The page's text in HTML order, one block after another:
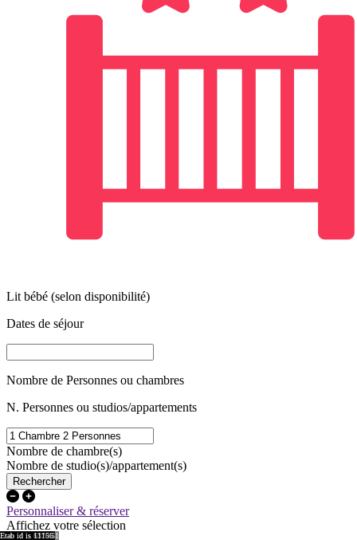
region id is 6197
region id is 6201
region id is 15771
region id is 6221
region id is 6215
Etab id is 6161
Etab id is 6367
Etab id is 6355
Etab id is 6364
Etab id is 15742
Etab id is 6370
Etab id is 11156
Lit bébé (selon disponibilité)
Dates de séjour
Nombre de Personnes ou chambres
N. Personnes ou studios/appartements
Nombre de chambre(s)
Nombre de studio(s)/appartement(s)
Personnaliser & réserver
Affichez votre sélection